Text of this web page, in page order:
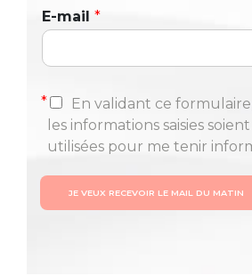
E-mail *
*
En validant ce
les informations saisies
utilisées pour me tenir
JE VEUX RECEVOIR LE MAIL DU MATIN